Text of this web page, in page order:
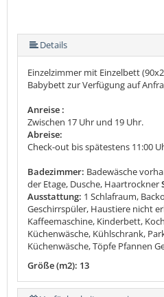
Details
Einzelzimmer mit Einzelbett
Babybett zur Verfügung auf
Anreise :
Zwischen 17 Uhr und 19 Uhr.
Abreise:
Check-out bis spätestens 11:00
Badezimmer: Badewäsche
der Etage, Dusche, Haartrockner
Ausstattung: 1 Schlafraum,
Geschirrspüler, Haustiere nicht
Kaffeemaschine, Kinderbett,
Küchenwäsche, Kühlschrank,
Küchenwäsche, Töpfe Pfannen
Größe (m2): 13